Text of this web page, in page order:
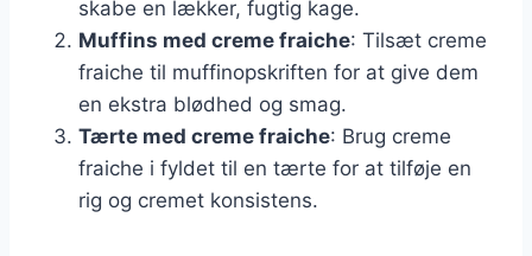
skabe en lækker, fugtig kage.
Muffins med creme fraiche: Tilsæt creme
fraiche til muffinopskriften for at give dem
en ekstra blødhed og smag.
Tærte med creme fraiche: Brug creme
fraiche i fyldet til en tærte for at tilføje en
rig og cremet konsistens.